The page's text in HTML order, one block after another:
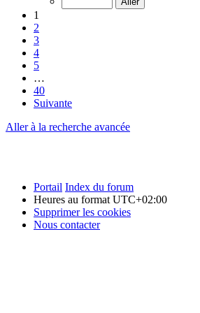
1
2
3
4
5
…
40
Suivante
Aller à la recherche avancée
Portail Index du forum
Heures au format UTC+02:00
Supprimer les cookies
Nous contacter